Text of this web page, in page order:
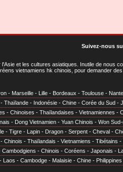
Suivez-nous
et les cultures asiatiques . Inutile de nous
vietnamiens hk chinois, pour demander
- Marseille - Lille - Bordeaux - Toulouse -
- Thaïlande - Indonésie - Chine - Corée du Sud -
- Chinoises - Thaïlandaises - Vietnamiennes -
- Dong Vietnamien - Yuan Chinois - Won
- Tigre - Lapin - Dragon - Serpent - Cheval -
- Chinois - Thaïlandais - Vietnamiens - Tibétains -
Cambodgiens - Chinois - Coréens - Japonais -
- Laos - Cambodge - Malaisie - Chine - Philippines